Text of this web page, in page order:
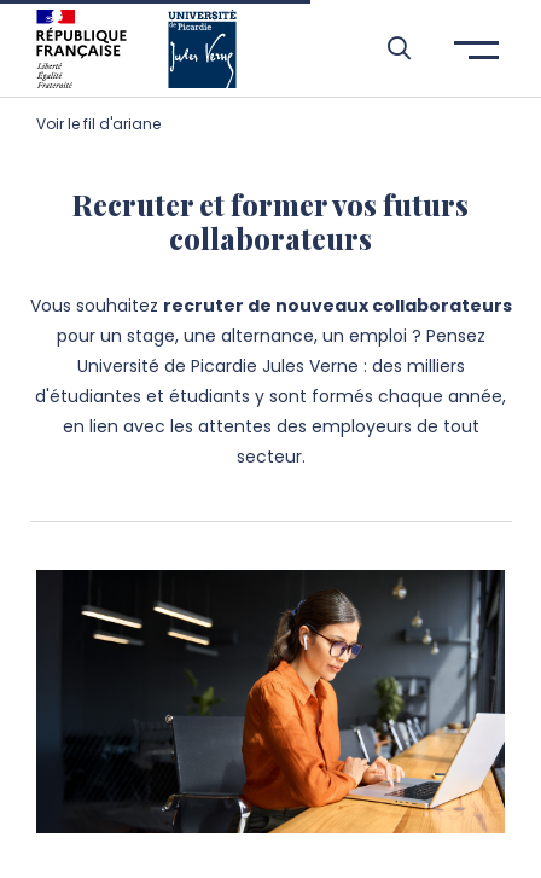
Aller à l’entête de page
Aller au menu principale
Aller au contenu principal
Aller à la recherche
Passer aux cookies
Aller au pied de page
Voir le fil d'ariane
Recruter et former vos futurs
collaborateurs
Vous souhaitez recruter de nouveaux collaborateurs
pour un stage, une alternance, un emploi ? Pensez
Université de Picardie Jules Verne : des milliers
d'étudiantes et étudiants y sont formés chaque année,
en lien avec les attentes des employeurs de tout
secteur.